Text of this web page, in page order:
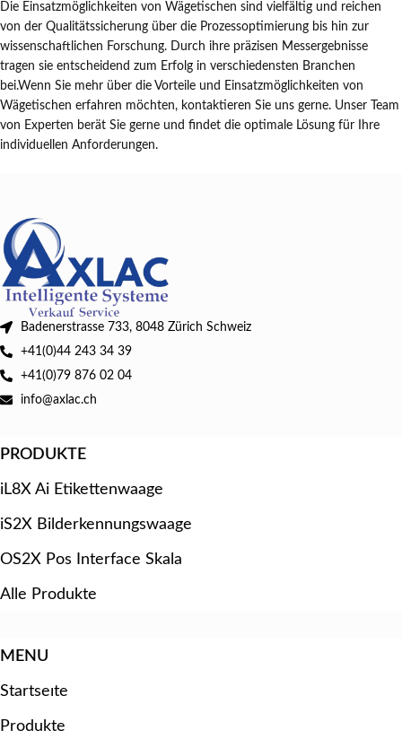
Die Einsatzmöglichkeiten von Wägetischen sind vielfältig und reichen
von der Qualitätssicherung über die Prozessoptimierung bis hin zur
wissenschaftlichen Forschung. Durch ihre präzisen Messergebnisse
tragen sie entscheidend zum Erfolg in verschiedensten Branchen
bei.Wenn Sie mehr über die Vorteile und Einsatzmöglichkeiten von
Wägetischen erfahren möchten, kontaktieren Sie uns gerne. Unser Team
von Experten berät Sie gerne und findet die optimale Lösung für Ihre
individuellen Anforderungen.
Badenerstrasse 733, 8048 Zürich Schweiz
+41(0)44 243 34 39
+41(0)79 876 02 04
info@axlac.ch
PRODUKTE
iL8X Ai Etikettenwaage
iS2X Bilderkennungswaage
OS2X Pos Interface Skala
Alle Produkte
MENU
Startseıte
Produkte